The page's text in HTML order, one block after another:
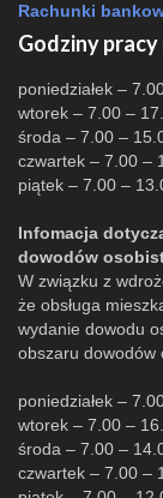
Rachunki
Godziny pracy
poniedziałek –
wtorek – 7.00 –
środa – 7.00 –
czwartek – 7.00 –
piątek – 7.00 –
Infomacja
dowodów
W związku z
że obsługa
wydanie dowodu
obszaru dowodów
poniedziałek –
wtorek – 7.00 –
środa – 7.00 –
czwartek – 7.00 –